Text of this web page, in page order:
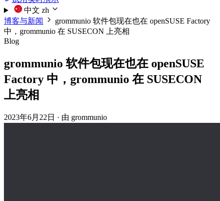
中文 zh
博客与新闻
grommunio 软件包现在也在 openSUSE Factory
中，grommunio 在 SUSECON 上亮相
Blog
grommunio 软件包现在也在 openSUSE
Factory 中，grommunio 在 SUSECON
上亮相
2023年6月22日 · 由 grommunio